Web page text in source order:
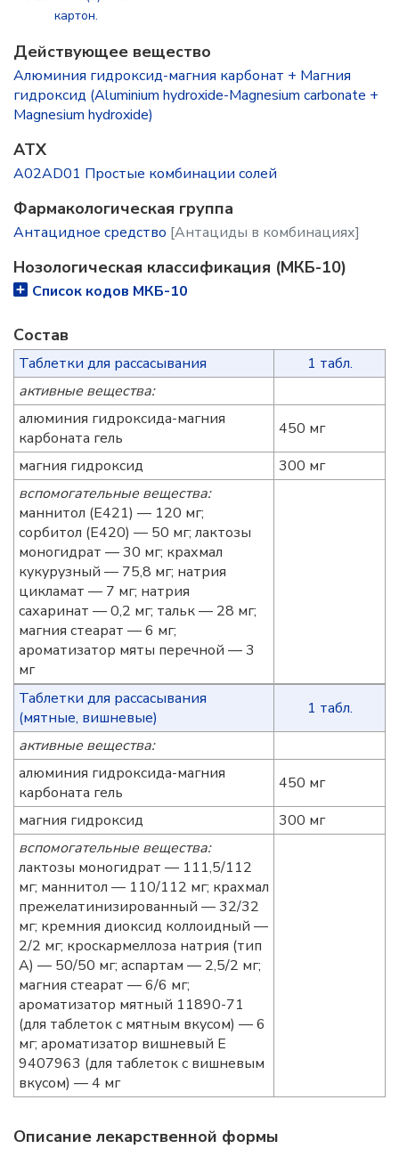
картон.
Действующее вещество
Алюминия гидроксид-магния карбонат + Магния
гидроксид (Aluminium hydroxide-Magnesium carbonate +
Magnesium hydroxide)
ATX
A02AD01 Простые комбинации солей
Фармакологическая группа
Антацидное средство [Антациды в комбинациях]
Нозологическая классификация (МКБ-10)
Список кодов МКБ-10
Состав
Таблетки для рассасывания
1 табл.
активные вещества:
алюминия гидроксида-магния
карбоната гель
450 мг
магния гидроксид
300 мг
вспомогательные вещества:
маннитол (Е421) — 120 мг;
сорбитол (Е420) — 50 мг; лактозы
моногидрат — 30 мг; крахмал
кукурузный — 75,8 мг; натрия
цикламат — 7 мг; натрия
сахаринат — 0,2 мг; тальк — 28 мг;
магния стеарат — 6 мг;
ароматизатор мяты перечной — 3
мг
Таблетки для рассасывания
(мятные, вишневые)
1 табл.
активные вещества:
алюминия гидроксида-магния
карбоната гель
450 мг
магния гидроксид
300 мг
вспомогательные вещества:
лактозы моногидрат — 111,5/112
мг; маннитол — 110/112 мг; крахмал
прежелатинизированный — 32/32
мг; кремния диоксид коллоидный —
2/2 мг; кроскармеллоза натрия (тип
А) — 50/50 мг; аспартам — 2,5/2 мг;
магния стеарат — 6/6 мг;
ароматизатор мятный 11890-71
(для таблеток с мятным вкусом) — 6
мг; ароматизатор вишневый Е
9407963 (для таблеток с вишневым
вкусом) — 4 мг
Описание лекарственной формы